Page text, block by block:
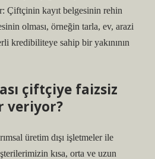
Çiftçinin kayıt belgesinin rehin
olması, örneğin tarla, ev, arazi
kredibiliteye sahip bir yakınının
çiftçiye faizsiz
veriyor?
üretim dışı işletmeler ile
kısa, orta ve uzun